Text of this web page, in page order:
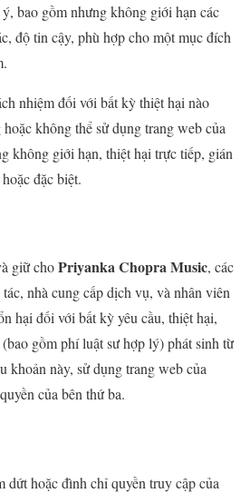
bao gồm nhưng không giới hạn các
độ tin cậy, phù hợp cho một mục đích
nhiệm đối với bất kỳ thiệt hại nào
không thể sử dụng trang web của
không giới hạn, thiệt hại trực tiếp, gián
đặc biệt.
giữ choPriyanka Chopra Music, các
nhà cung cấp dịch vụ, và nhân viên
hại đối với bất kỳ yêu cầu, thiệt hại,
gồm phí luật sư hợp lý) phát sinh từ
khoản này, sử dụng trang web của
của bên thứ ba.
dứt hoặc đình chỉ quyền truy cập của